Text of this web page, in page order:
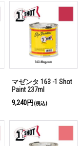
マゼンタ 163 -1 Shot
Paint 237ml
9,240円 (税込)